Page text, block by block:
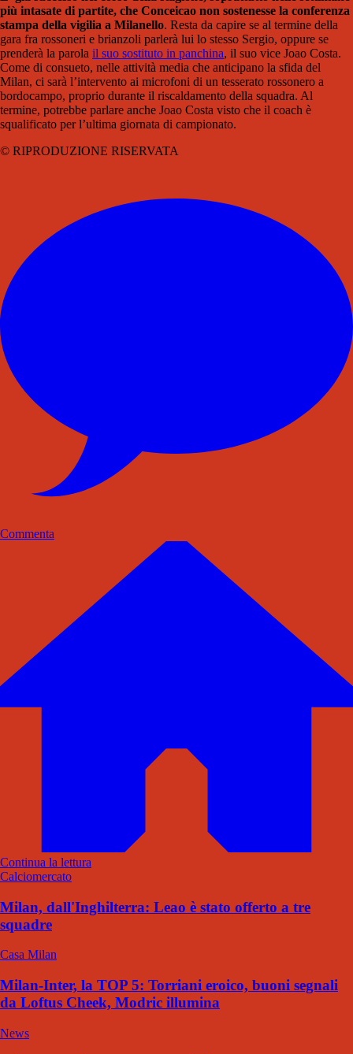
più intasate di partite, che Conceicao non sostenesse la conferenza
stampa della vigilia a Milanello. Resta da capire se al termine della
gara fra rossoneri e brianzoli parlerà lui lo stesso Sergio, oppure se
prenderà la parola il suo sostituto in panchina, il suo vice Joao Costa.
Come di consueto, nelle attività media che anticipano la sfida del
Milan, ci sarà l’intervento ai microfoni di un tesserato rossonero a
bordocampo, proprio durante il riscaldamento della squadra. Al
termine, potrebbe parlare anche Joao Costa visto che il coach è
squalificato per l’ultima giornata di campionato.
© RIPRODUZIONE RISERVATA
Commenta
Continua la lettura
Calciomercato
Milan, dall'Inghilterra: Leao è stato offerto a tre
squadre
Casa Milan
Milan-Inter, la TOP 5: Torriani eroico, buoni segnali
da Loftus Cheek, Modric illumina
News